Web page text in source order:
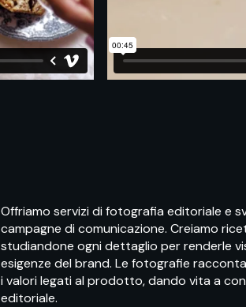
Offriamo servizi di fotografia editoriale e
campagne di comunicazione. Creiamo
studiandone ogni dettaglio per renderle
esigenze del brand. Le fotografie
i valori legati al prodotto, dando vita a
editoriale.